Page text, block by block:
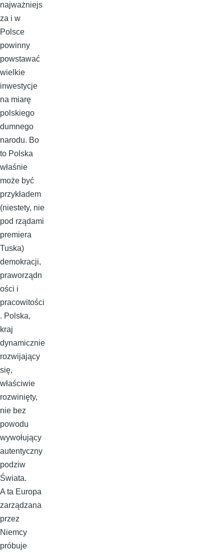
najważniejs
za i w
Polsce
powinny
powstawać
wielkie
inwestycje
na miarę
polskiego
dumnego
narodu. Bo
to Polska
właśnie
może być
przykładem
(niestety, nie
pod rządami
premiera
Tuska)
demokracji,
praworządn
ości i
pracowitości
. Polska,
kraj
dynamicznie
rozwijający
się,
właściwie
rozwinięty,
nie bez
powodu
wywołujący
autentyczny
podziw
Świata.
A ta Europa
zarządzana
przez
Niemcy
próbuje